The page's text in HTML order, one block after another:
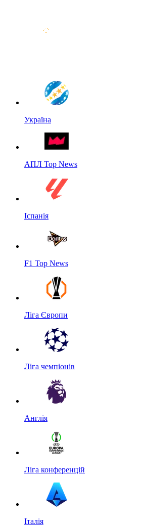
Україна
АПЛ Top News
Іспанія
F1 Top News
Ліга Європи
Ліга чемпіонів
Англія
Ліга конференцій
Італія